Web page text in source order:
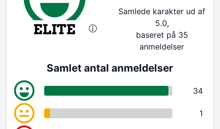
Samlede karakter ud af
5.0,
baseret på 35
anmeldelser
Samlet antal anmeldelser
34
1